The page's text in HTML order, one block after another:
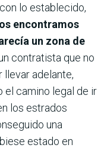
lo establecido,
encontramos
un zona de
contratista que no
adelante,
el camino legal de ir
los estrados
una
estado en